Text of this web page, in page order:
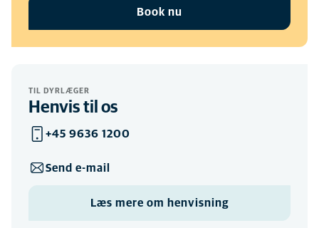
Book nu
TIL DYRLÆGER
Henvis til os
+45 9636 1200
Send e-mail
Læs mere om henvisning